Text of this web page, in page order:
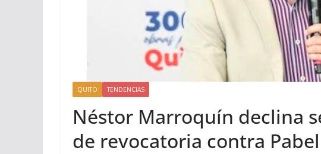
QUITO TENDENCIAS
Néstor Marroquín declina
de revocatoria contra